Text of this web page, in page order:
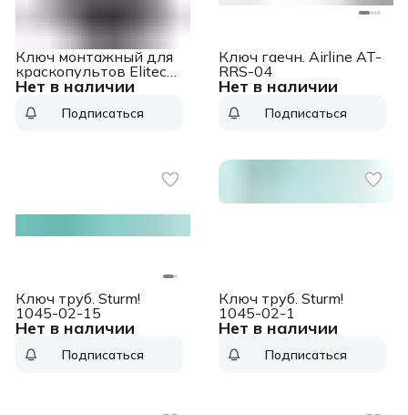
Нет в наличии
Ключ монтажный для
краскопультов Elitech
1820.001900 для
Подписаться
Нет в наличии
Ключ гаечн. Airline AT-
RRS-04
Подписаться
Нет в наличии
Ключ труб. Sturm!
1045-02-15
Подписаться
Нет в наличии
Ключ труб. Sturm!
1045-02-1
Подписаться